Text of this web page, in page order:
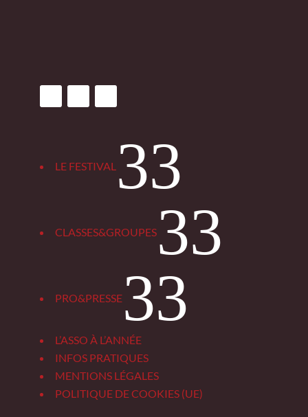
LE FESTIVAL 3
CLASSES&GROUPES 3
PRO&PRESSE 3
L’ASSO À L’ANNÉE
INFOS PRATIQUES
MENTIONS LÉGALES
POLITIQUE DE COOKIES (UE)